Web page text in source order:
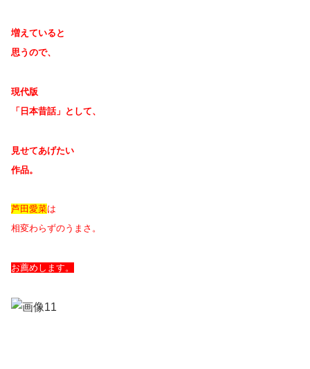
増えていると
思うので、
現代版
「日本昔話」として、
見せてあげたい
作品。
芦田愛菜は
相変わらずのうまさ。
お薦めします。